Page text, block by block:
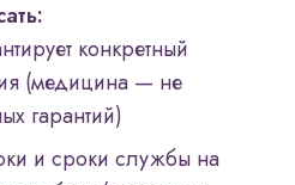
конкретный
(медицина — не
гарантий)
и сроки службы на